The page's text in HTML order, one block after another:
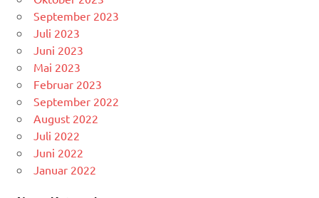
September 2023
Juli 2023
Juni 2023
Mai 2023
Februar 2023
September 2022
August 2022
Juli 2022
Juni 2022
Januar 2022